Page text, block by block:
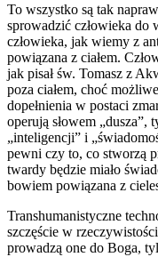
To wszystko są tak
sprowadzić człowieka
człowieka, jak wiemy z
powiązana z ciałem.
jak pisał św. Tomasz z
poza ciałem, choć
dopełnienia w postaci
operują słowem
„inteligencji” i
pewni czy to, co stworzą
twardy będzie miało
bowiem powiązana z
Transhumanistyczne
szczęście w
prowadzą one do Boga,